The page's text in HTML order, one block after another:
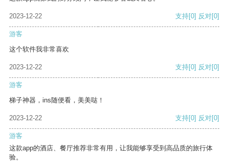
2023-12-22 支持[0] 反对[0]
游客
这个软件我非常喜欢
2023-12-22 支持[0] 反对[0]
游客
梯子神器，ins随便看，美美哒！
2023-12-22 支持[0] 反对[0]
游客
这款app的酒店、餐厅推荐非常有用，让我能够享受到高品质的旅行体
验。